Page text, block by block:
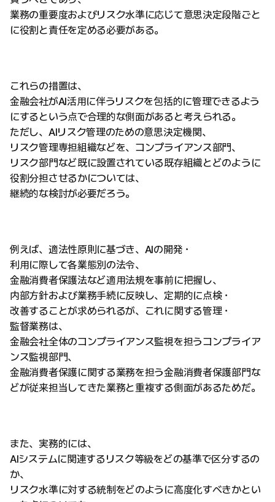
業務の重要度およびリスク水準に応じて意思決定段階ごと
に役割と責任を定める必要がある。
これらの措置は、
金融会社がAI活用に伴うリスクを包括的に管理できるよう
にするという点で合理的な側面があると考えられる。
ただし、AIリスク管理のための意思決定機関、
リスク管理専担組織などを、コンプライアンス部門、
リスク部門など既に設置されている既存組織とどのように
役割分担させるかについては、
継続的な検討が必要だろう。
例えば、適法性原則に基づき、AIの開発・
利用に際して各業態別の法令、
金融消費者保護法など適用法規を事前に把握し、
内部方針および業務手続に反映し、定期的に点検・
改善することが求められるが、これに関する管理・
監督業務は、
金融会社全体のコンプライアンス監視を担うコンプライア
ンス監視部門、
金融消費者保護に関する業務を担う金融消費者保護部門な
どが従来担当してきた業務と重複する側面があるためだ。
また、実務的には、
AIシステムに関連するリスク等級をどの基準で区分するの
か、
リスク水準に対する統制をどのように高度化すべきかとい